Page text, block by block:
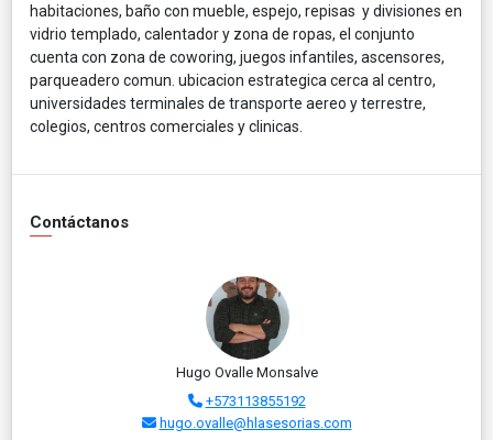
habitaciones, baño con mueble, espejo, repisas y divisiones en
vidrio templado, calentador y zona de ropas, el conjunto
cuenta con zona de coworing, juegos infantiles, ascensores,
parqueadero comun. ubicacion estrategica cerca al centro,
universidades terminales de transporte aereo y terrestre,
colegios, centros comerciales y clinicas.
Contáctanos
Hugo Ovalle Monsalve
+573113855192
hugo.ovalle@hlasesorias.com